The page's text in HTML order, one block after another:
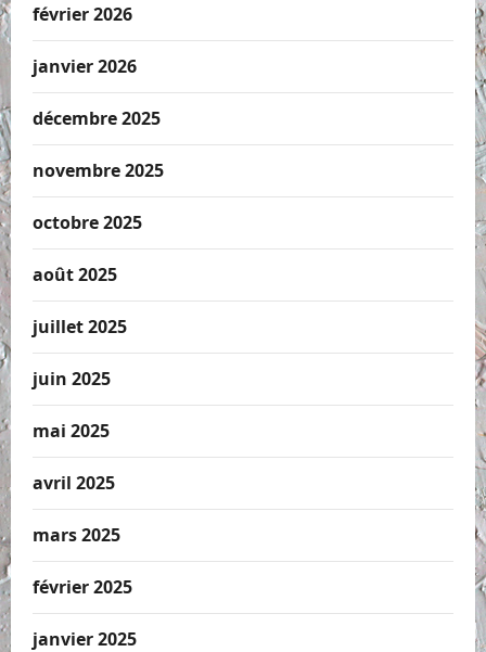
février 2026
janvier 2026
décembre 2025
novembre 2025
octobre 2025
août 2025
juillet 2025
juin 2025
mai 2025
avril 2025
mars 2025
février 2025
janvier 2025